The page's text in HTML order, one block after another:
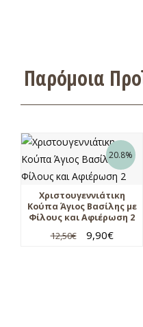
Παρόμοια
20.8%
Χριστουγεννιάτικη
Κούπα Άγιος Βασίλης με
Φίλους και Αφιέρωση 2
12,50€ 9,90€